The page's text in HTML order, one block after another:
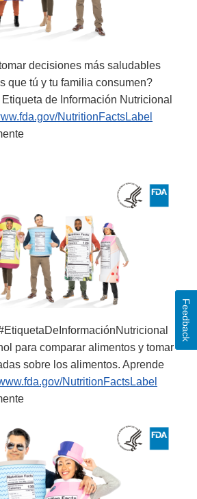
decisiones más saludables
que tú y tu familia consumen?
de Información Nutricional
NutritionFactsLabel
para comparar alimentos y tomar
sobre los alimentos. Aprende
NutritionFactsLabel
Feedback